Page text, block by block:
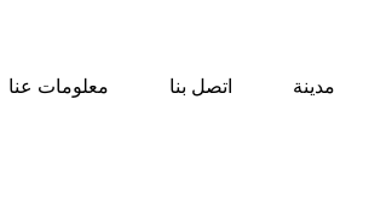
معلومات عنا اتصل بنا مدينة